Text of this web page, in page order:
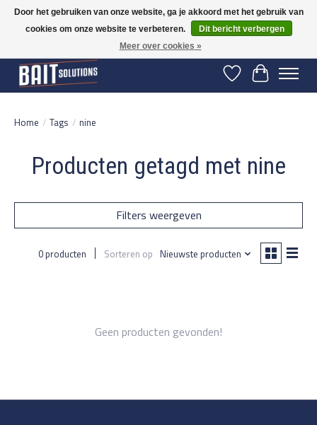
Gratis verzending vanaf 50 euro binnen NL | Op voorraad binnen 2-5 werkdagen
verzonden | België vanaf 70 euro gratis verzonden
Verlanglijst
Home / Tags / nine
Producten getagd met nine
Filters weergeven
0 producten Sorteren op Nieuwste producten
Geen producten gevonden!
Door het gebruiken van onze website, ga je akkoord met het gebruik van
cookies om onze website te verbeteren.
Dit bericht verbergen
Meer over cookies »